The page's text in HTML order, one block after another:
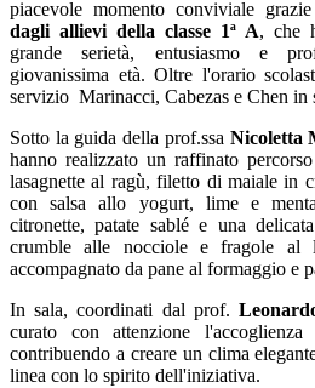
piacevole momento conviviale
dagli allievi della classe 1ª A, che
grande serietà, entusiasmo e
giovanissima età. Oltre l'orario
servizio Marinacci, Cabezas e Chen in
Sotto la guida della prof.ssa Nicoletta
hanno realizzato un raffinato
lasagnette al ragù, filetto di maiale in
con salsa allo yogurt, lime e
citronette, patate sablé e una
crumble alle nocciole e fragole al
accompagnato da pane al formaggio e
In sala, coordinati dal prof.
curato con attenzione
contribuendo a creare un clima
linea con lo spirito dell'iniziativa.